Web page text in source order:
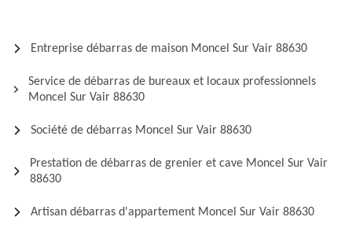
Entreprise débarras de maison Moncel Sur Vair 88630
Service de débarras de bureaux et locaux professionnels
Moncel Sur Vair 88630
Société de débarras Moncel Sur Vair 88630
Prestation de débarras de grenier et cave Moncel Sur Vair
88630
Artisan débarras d'appartement Moncel Sur Vair 88630